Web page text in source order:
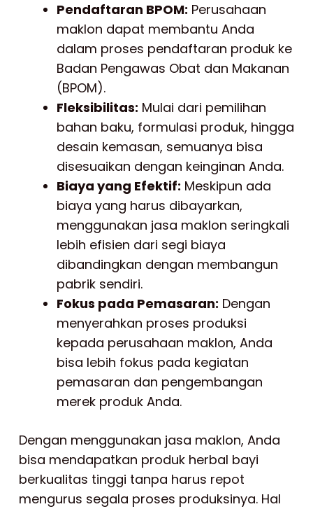
Pendaftaran BPOM: Perusahaan
maklon dapat membantu Anda
dalam proses pendaftaran produk ke
Badan Pengawas Obat dan Makanan
(BPOM).
Fleksibilitas: Mulai dari pemilihan
bahan baku, formulasi produk, hingga
desain kemasan, semuanya bisa
disesuaikan dengan keinginan Anda.
Biaya yang Efektif: Meskipun ada
biaya yang harus dibayarkan,
menggunakan jasa maklon seringkali
lebih efisien dari segi biaya
dibandingkan dengan membangun
pabrik sendiri.
Fokus pada Pemasaran: Dengan
menyerahkan proses produksi
kepada perusahaan maklon, Anda
bisa lebih fokus pada kegiatan
pemasaran dan pengembangan
merek produk Anda.
Dengan menggunakan jasa maklon, Anda
bisa mendapatkan produk herbal bayi
berkualitas tinggi tanpa harus repot
mengurus segala proses produksinya. Hal